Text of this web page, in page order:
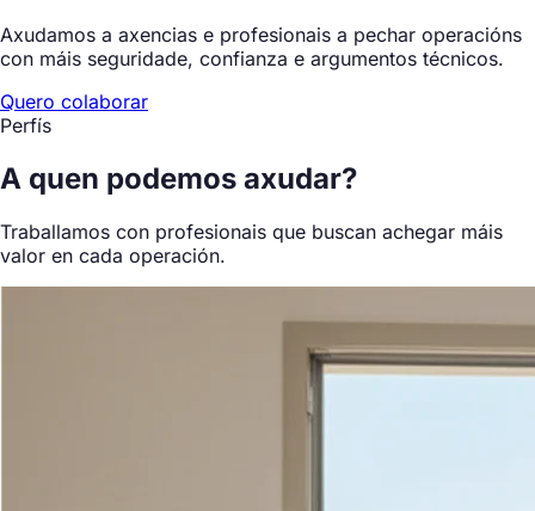
Axudamos a axencias e profesionais a pechar operacións
con máis seguridade, confianza e argumentos técnicos.
Quero colaborar
Perfís
A quen podemos axudar?
Traballamos con profesionais que buscan achegar máis
valor en cada operación.